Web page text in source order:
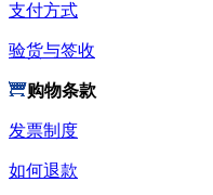
支付方式
验货与签收
购物条款
发票制度
如何退款